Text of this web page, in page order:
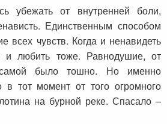
убежать от внутренней боли,
Единственным способом
всех чувств. Когда и ненавидеть
любить тоже. Равнодушие, от
самой было тошно. Но именно
в тот момент от того огромного
на бурной реке. Спасало –